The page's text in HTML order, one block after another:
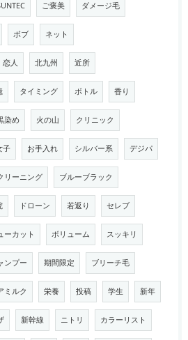
ご褒美 ダメージ毛
ボブ ネット
恋人 北九州 近所
タイミング ボトル 香り
染め 火の山 クリニック
子 お手入れ シルバー系 デジパ
リーニング ブルーブラック
ドローン 若返り セレブ
ーカット ボリューム スッキリ
ンプー 期間限定 ブリーチ毛
ミルク 栄養 投稿 学生 新年
新幹線 ニトリ カラーリスト